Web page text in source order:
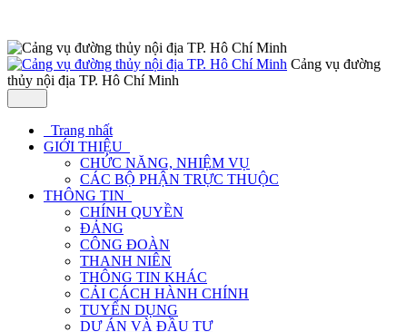
Cảng vụ đường
thủy nội địa TP. Hô Chí Minh
Trang nhất
GIỚI THIỆU
CHỨC NĂNG, NHIỆM VỤ
CÁC BỘ PHẬN TRỰC THUỘC
THÔNG TIN
CHÍNH QUYỀN
ĐẢNG
CÔNG ĐOÀN
THANH NIÊN
THÔNG TIN KHÁC
CẢI CÁCH HÀNH CHÍNH
TUYỂN DỤNG
DỰ ÁN VÀ ĐẦU TƯ